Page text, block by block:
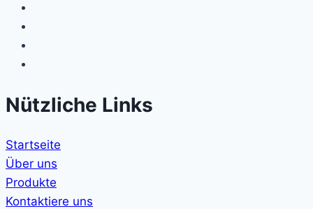
Nützliche Links
Startseite
Über uns
Produkte
Kontaktiere uns